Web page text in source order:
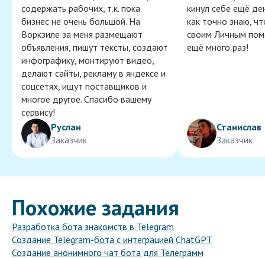
содержать рабочих, т.к. пока
бизнес не очень большой. На
Воркзиле за меня размещают
объявления, пишут тексты, создают
инфографику, монтируют видео,
делают сайты, рекламу в яндексе и
соцсетях, ищут поставщиков и
многое другое. Спасибо вашему
сервису!
Руслан
Заказчик
кинул себе ещё
как точно знаю,
своим Личным
ещё много раз!
Станислав
Заказчик
Похожие задания
Разработка бота знакомств в Telegram
Создание Telegram-бота с интеграцией ChatGPT
Создание анонимного чат бота для Телеграмм